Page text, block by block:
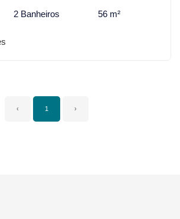
2 Banheiros 56 m²
‹ 1 ›